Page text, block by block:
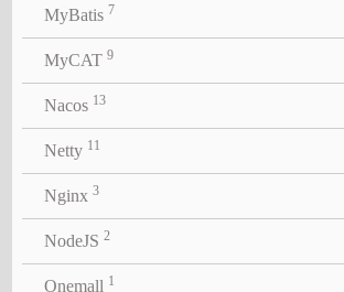
MyBatis 7
MyCAT 9
Nacos 13
Netty 11
Nginx 3
NodeJS 2
Onemall 1